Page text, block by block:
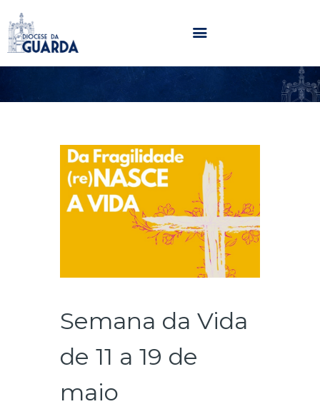
HOME
PARÓQUIAS
NOTÍCIAS
AGENDA
MULTIMÉDIA
SENTIR COM A IGREJA
Semana da Vida
de 11 a 19 de
maio